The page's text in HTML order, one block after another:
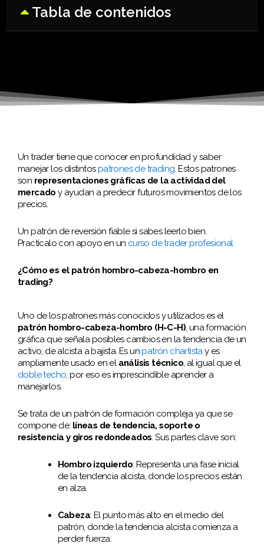
Tabla de contenidos
Un trader tiene que conocer en profundidad y saber
manejar los distintospatrones de trading. Estos patrones
son representaciones gráficas de la actividad del
mercado y ayudan a predecir futuros movimientos de los
precios.
Un patrón de reversión fiable si sabes leerlo bien.
Practícalo con apoyo en un curso de trader profesional
¿Cómo es el patrón hombro-cabeza-hombro en
trading?
Uno de los patrones más conocidos y utilizados es el
patrón hombro-cabeza-hombro (H-C-H), una formación
gráfica que señala posibles cambios en la tendencia de un
activo, de alcista a bajista. Es unpatrón chartistay es
ampliamente usado en elanálisis técnico, al igual que el
doble techo, por eso es imprescindible aprender a
manejarlos.
Se trata de un patrón de formación compleja ya que se
compone de: líneas de tendencia, soporte o
resistencia y giros redondeados. Sus partes clave son:
Hombro izquierdo: Representa una fase inicial
de la tendencia alcista, donde los precios están
en alza.
Cabeza: El punto más alto en el medio del
patrón, donde la tendencia alcista comienza a
perder fuerza.